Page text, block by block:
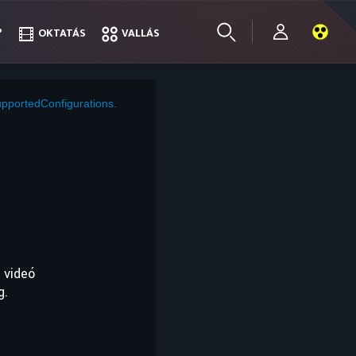
OKTATÁS VALLÁS
OKTATÁS VALLÁS